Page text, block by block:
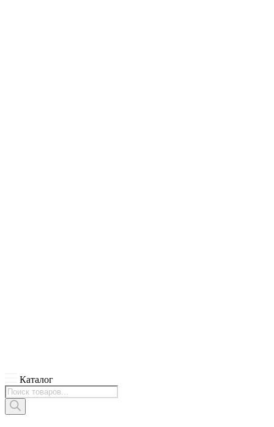
Каталог
Поиск
товаров